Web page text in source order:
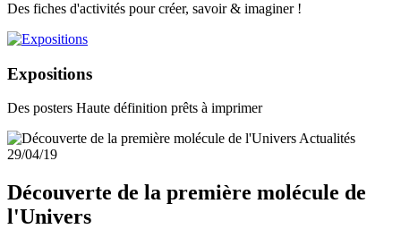
Des fiches d'activités pour créer, savoir & imaginer !
Expositions
Des posters Haute définition prêts à imprimer
Actualités
29/04/19
Découverte de la première molécule de
l'Univers